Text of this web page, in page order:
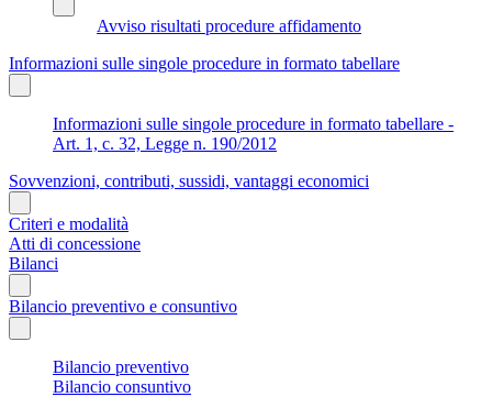
Avviso risultati procedure affidamento
Informazioni sulle singole procedure in formato tabellare
Informazioni sulle singole procedure in formato tabellare -
Art. 1, c. 32, Legge n. 190/2012
Sovvenzioni, contributi, sussidi, vantaggi economici
Criteri e modalità
Atti di concessione
Bilanci
Bilancio preventivo e consuntivo
Bilancio preventivo
Bilancio consuntivo